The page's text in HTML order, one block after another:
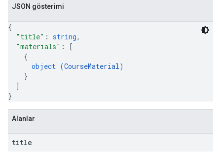
JSON gösterimi
{
"title" : string,
"materials" :
[
{
object (CourseMaterial)
}
]
}
Alanlar
title